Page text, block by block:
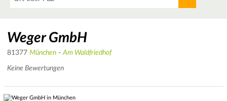
Weger GmbH
81377 München -Am Waldfriedhof
Keine Bewertungen